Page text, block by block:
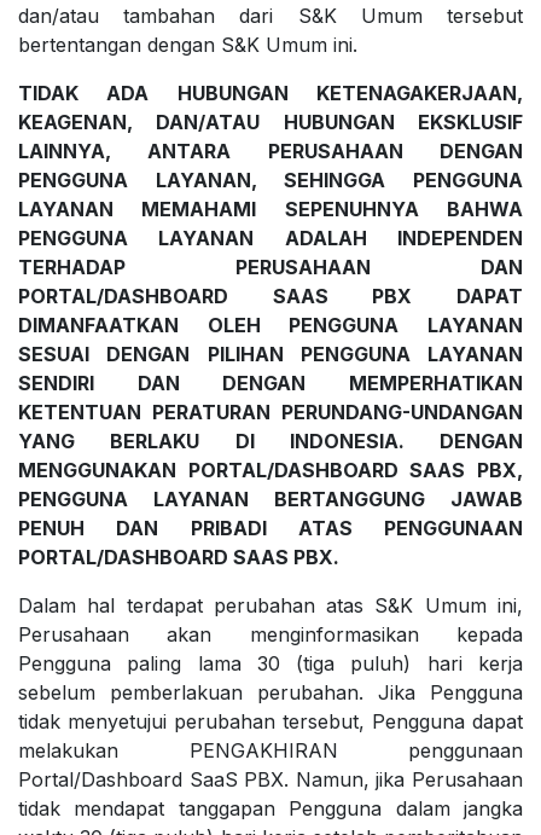
dan/atau tambahan dari S&K Umum tersebut
bertentangan dengan S&K Umum ini.
TIDAK ADA HUBUNGAN KETENAGAKERJAAN,
KEAGENAN, DAN/ATAU HUBUNGAN EKSKLUSIF
LAINNYA, ANTARA PERUSAHAAN DENGAN
PENGGUNA LAYANAN, SEHINGGA PENGGUNA
LAYANAN MEMAHAMI SEPENUHNYA BAHWA
PENGGUNA LAYANAN ADALAH INDEPENDEN
TERHADAP PERUSAHAAN DAN
PORTAL/DASHBOARD SAAS PBX DAPAT
DIMANFAATKAN OLEH PENGGUNA LAYANAN
SESUAI DENGAN PILIHAN PENGGUNA LAYANAN
SENDIRI DAN DENGAN MEMPERHATIKAN
KETENTUAN PERATURAN PERUNDANG-UNDANGAN
YANG BERLAKU DI INDONESIA. DENGAN
MENGGUNAKAN PORTAL/DASHBOARD SAAS PBX,
PENGGUNA LAYANAN BERTANGGUNG JAWAB
PENUH DAN PRIBADI ATAS PENGGUNAAN
PORTAL/DASHBOARD SAAS PBX.
Dalam hal terdapat perubahan atas S&K Umum ini,
Perusahaan akan menginformasikan kepada
Pengguna paling lama 30 (tiga puluh) hari kerja
sebelum pemberlakuan perubahan. Jika Pengguna
tidak menyetujui perubahan tersebut, Pengguna dapat
melakukan PENGAKHIRAN penggunaan
Portal/Dashboard SaaS PBX. Namun, jika Perusahaan
tidak mendapat tanggapan Pengguna dalam jangka